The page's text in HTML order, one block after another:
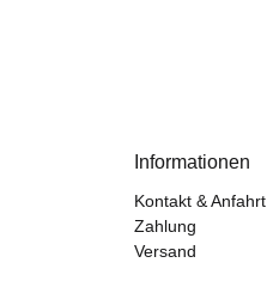
Informationen
Kontakt & Anfahrt
Zahlung
Versand